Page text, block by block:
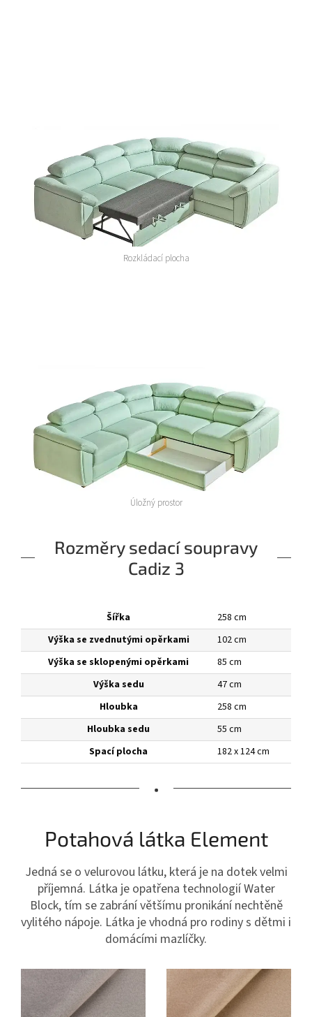
Rozkládací plocha
Úložný prostor
Rozměry sedací soupravy
Cadiz 3
Šířka
258 cm
Výška se zvednutými opěrkami
102 cm
Výška se sklopenými opěrkami
85 cm
Výška sedu
47 cm
Hloubka
258 cm
Hloubka sedu
55 cm
Spací plocha
182 x 124 cm
•
Potahová látka Element
Jedná se o velurovou látku, která je na dotek velmi
příjemná. Látka je opatřena technologií Water
Block, tím se zabrání většímu pronikání nechtěně
vylitého nápoje. Látka je vhodná pro rodiny s dětmi i
domácími mazlíčky.